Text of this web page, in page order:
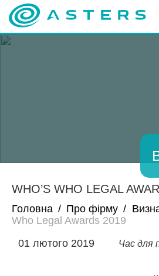
WHO’S WHO LEGAL
Головна / Про фірму /
Who Legal Awards 2019
01 лютого 2019
Час для